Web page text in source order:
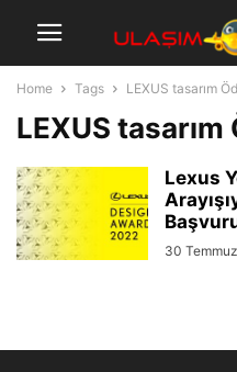
Home Tags LEXUS tasarım
LEXUS
Lexus
30